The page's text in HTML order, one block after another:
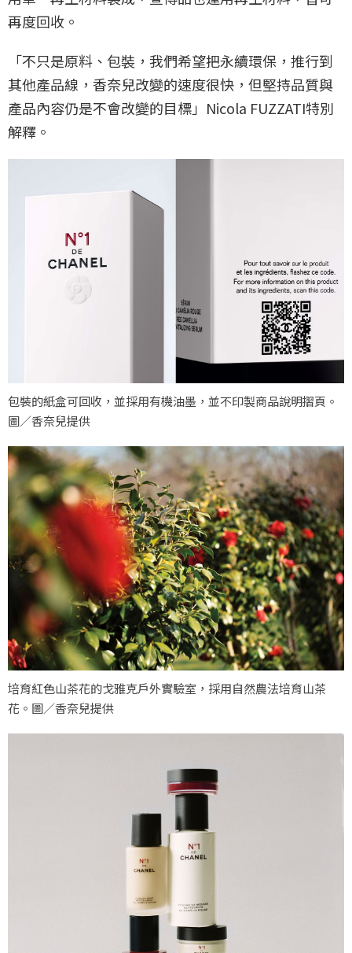
再度回收。
「不只是原料、包裝，我們希望把永續環保，推行到
其他產品線，香奈兒改變的速度很快，但堅持品質與
產品內容仍是不會改變的目標」Nicola FUZZATI特別
解釋。
包裝的紙盒可回收，並採用有機油墨，並不印製商品說明摺頁。
圖／香奈兒提供
培育紅色山茶花的戈雅克戶外實驗室，採用自然農法培育山茶
花。圖／香奈兒提供